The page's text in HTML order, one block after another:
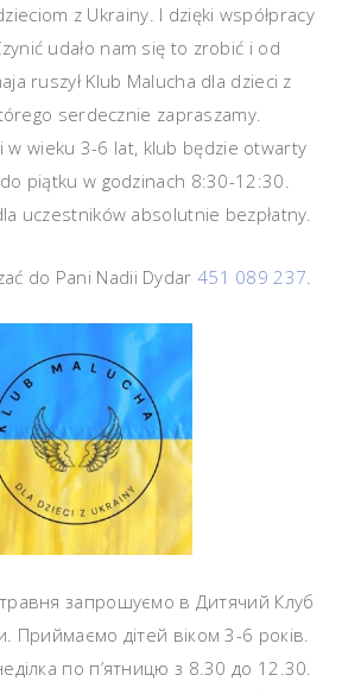
z Ukrainy. I dzięki współpracy
udało nam się to zrobić i od
ruszył Klub Malucha dla dzieci z
serdecznie zapraszamy.
w wieku 3-6 lat, klub będzie otwarty
piątku w godzinach 8:30-12:30.
uczestników absolutnie bezpłatny.
do Pani Nadii Dydar 451 089 237
запрошуємо в Дитячий Клуб
Приймаємо дітей віком 3-6 років.
по п’ятницю з 8.30 до 12.30.